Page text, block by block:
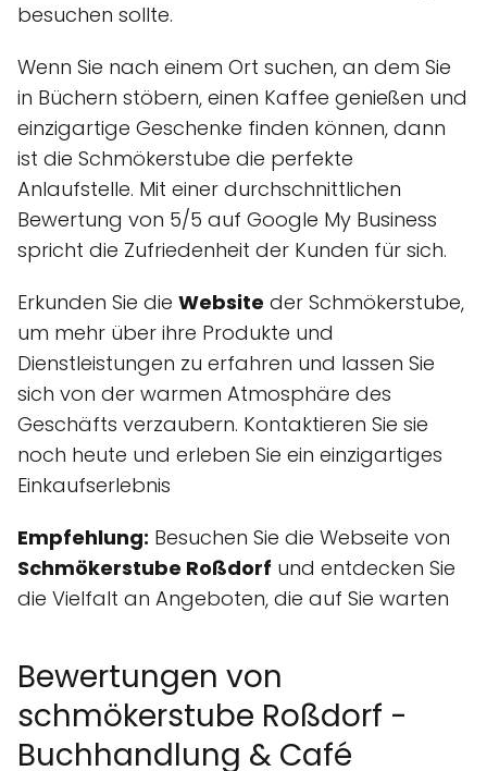
besuchen sollte.
Wenn Sie nach einem Ort suchen, an dem Sie
in Büchern stöbern, einen Kaffee genießen und
einzigartige Geschenke finden können, dann
ist die Schmökerstube die perfekte
Anlaufstelle. Mit einer durchschnittlichen
Bewertung von 5/5 auf Google My Business
spricht die Zufriedenheit der Kunden für sich.
Erkunden Sie die Website der Schmökerstube,
um mehr über ihre Produkte und
Dienstleistungen zu erfahren und lassen Sie
sich von der warmen Atmosphäre des
Geschäfts verzaubern. Kontaktieren Sie sie
noch heute und erleben Sie ein einzigartiges
Einkaufserlebnis
Empfehlung: Besuchen Sie die Webseite von
Schmökerstube Roßdorf und entdecken Sie
die Vielfalt an Angeboten, die auf Sie warten
Bewertungen von
schmökerstube Roßdorf -
Buchhandlung & Café